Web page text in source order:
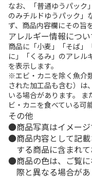
なお、「普通ゆうパック
のみチルドゆうパック」
ず、商品内容欄にその旨
アレルギー情報につい
商品に「小麦」「そば」
に」「くるみ」のアレル
を表示します。
※エビ・カニを除く魚介
された加工品も含む）は
いる場合があります。
ビ・カニを食べている可
その他
商品写真はイメージ
商品内容として記
する商品に含まれて
商品の色は、ご覧
際と異なる場合があ